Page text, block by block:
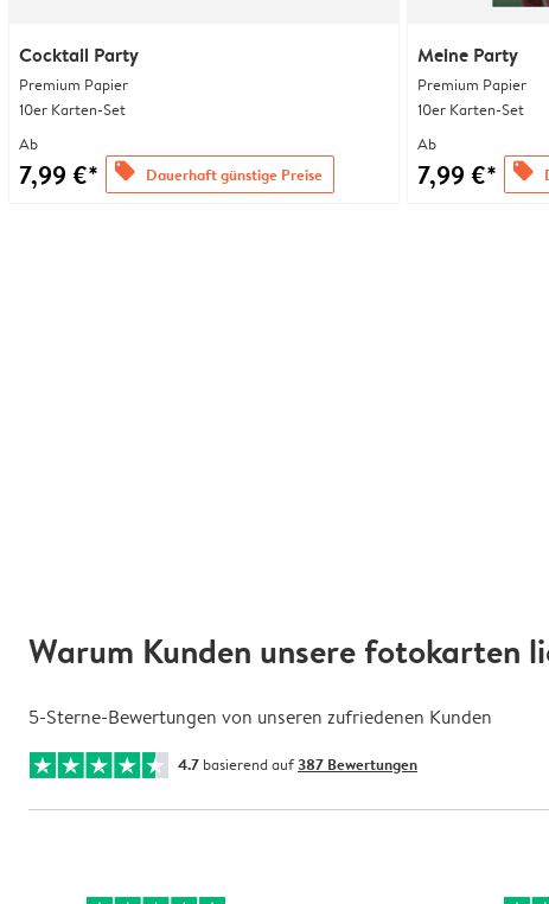
Cocktail Party
Premium Papier
10er Karten-Set
Ab
7,99 €* offers Dauerhaft günstige Preise
Meine Party
Premium Papier
10er Karten-Set
Ab
7,99 €* offers
Warum Kunden unsere fotokarten
5-Sterne-Bewertungen von unseren zufriedenen Kunden
4.7 basierend auf387 Bewertungen